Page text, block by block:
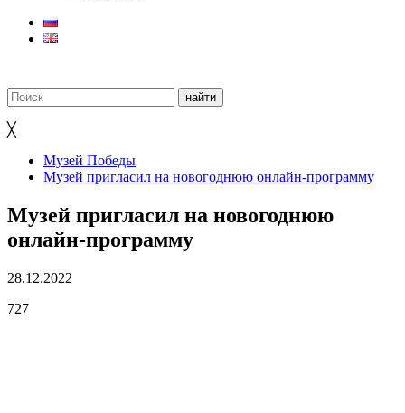
╳
Музей Победы
Музей пригласил на новогоднюю онлайн-программу
Музей пригласил на новогоднюю
онлайн-программу
28.12.2022
727